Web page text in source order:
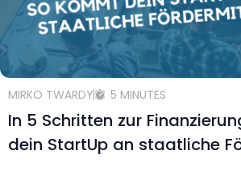
MIRKO TWARDY 5 MINUTES
In 5 Schritten zur
dein StartUp an staatliche